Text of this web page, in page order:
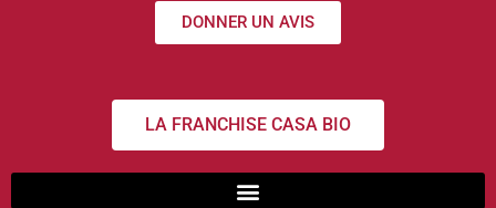
DONNER UN AVIS
LA FRANCHISE CASA BIO